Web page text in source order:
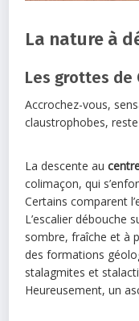
La nature à
Les grottes de
Accrochez-vous,
claustrophobes,
La descente au
colimaçon, qui
Certains comparent
L’escalier débouche
sombre, fraîche et à
des formations
stalagmites et
Heureusement, un